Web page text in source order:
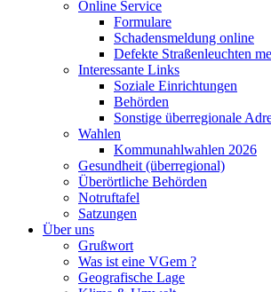
Online Service
Formulare
Schadensmeldung online
Defekte Straßenleuchten
Interessante Links
Soziale Einrichtungen
Behörden
Sonstige überregionale
Wahlen
Kommunahlwahlen 2026
Gesundheit (überregional)
Überörtliche Behörden
Notruftafel
Satzungen
Über uns
Grußwort
Was ist eine VGem ?
Geografische Lage